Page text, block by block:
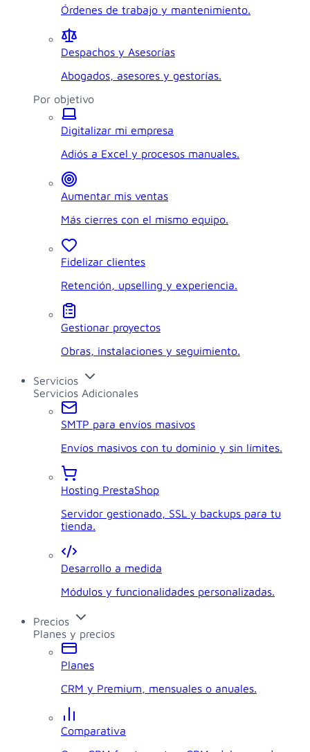
Órdenes de trabajo y mantenimiento.
Despachos y Asesorías
Abogados, asesores y gestorías.
Por objetivo
Digitalizar mi empresa
Adiós a Excel y procesos manuales.
Aumentar mis ventas
Más cierres con el mismo equipo.
Fidelizar clientes
Retención, upselling y experiencia.
Gestionar proyectos
Obras, instalaciones y seguimiento.
Servicios
Servicios Adicionales
SMTP para envíos masivos
Envíos masivos con tu dominio y sin límites.
Hosting PrestaShop
Servidor gestionado, SSL y backups para tu
tienda.
Desarrollo a medida
Módulos y funcionalidades personalizadas.
Precios
Planes y precios
Planes
CRM y Premium, mensuales o anuales.
Comparativa